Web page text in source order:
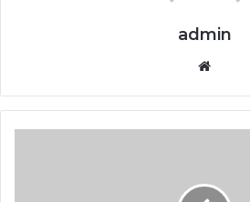
admin